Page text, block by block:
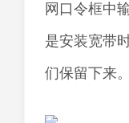
网口令框中
是安装宽带
们保留下来。